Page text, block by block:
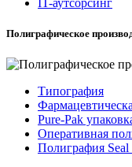
Полиграфическое
Типография
Pure-Pak
Оперативная
Полиграфия Seal